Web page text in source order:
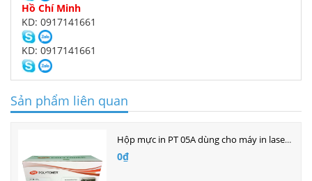
Hồ Chí Minh
KD: 0917141661
KD: 0917141661
Sản phẩm liên quan
Hộp mực in PT 05A dùng cho máy in laser Hp
0₫